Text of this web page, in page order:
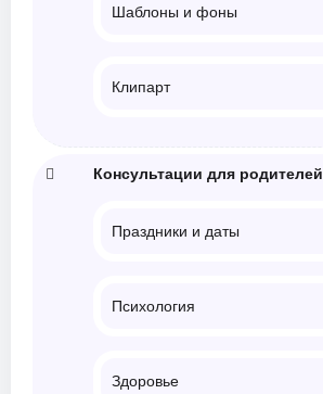
Шаблоны и фоны
Клипарт
Консультации для родителей
Праздники и даты
Психология
Здоровье